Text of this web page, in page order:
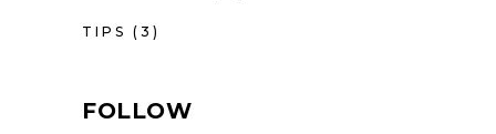
TIPS (3)
FOLLOW